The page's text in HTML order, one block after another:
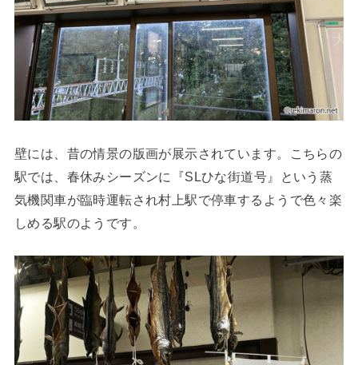
壁には、昔の情景の版画が展示されています。こちらの
駅では、春休みシーズンに『SLひな街道号』という蒸
気機関車が臨時運転され村上駅で停車するようで色々楽
しめる駅のようです。